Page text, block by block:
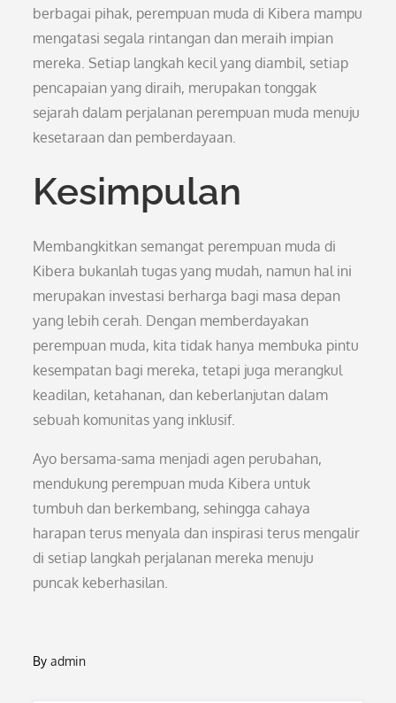
berbagai pihak, perempuan muda di Kibera mampu
mengatasi segala rintangan dan meraih impian
mereka. Setiap langkah kecil yang diambil, setiap
pencapaian yang diraih, merupakan tonggak
sejarah dalam perjalanan perempuan muda menuju
kesetaraan dan pemberdayaan.
Kesimpulan
Membangkitkan semangat perempuan muda di
Kibera bukanlah tugas yang mudah, namun hal ini
merupakan investasi berharga bagi masa depan
yang lebih cerah. Dengan memberdayakan
perempuan muda, kita tidak hanya membuka pintu
kesempatan bagi mereka, tetapi juga merangkul
keadilan, ketahanan, dan keberlanjutan dalam
sebuah komunitas yang inklusif.
Ayo bersama-sama menjadi agen perubahan,
mendukung perempuan muda Kibera untuk
tumbuh dan berkembang, sehingga cahaya
harapan terus menyala dan inspirasi terus mengalir
di setiap langkah perjalanan mereka menuju
puncak keberhasilan.
Byadmin